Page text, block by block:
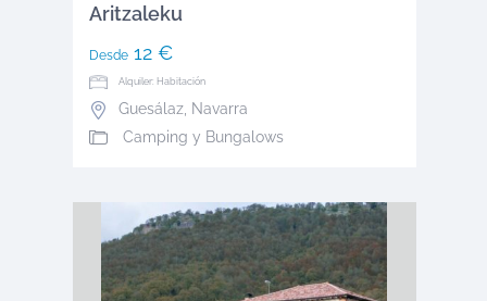
Aritzaleku
Desde12 €
Alquiler: Habitación
Guesálaz, Navarra
Camping y Bungalows